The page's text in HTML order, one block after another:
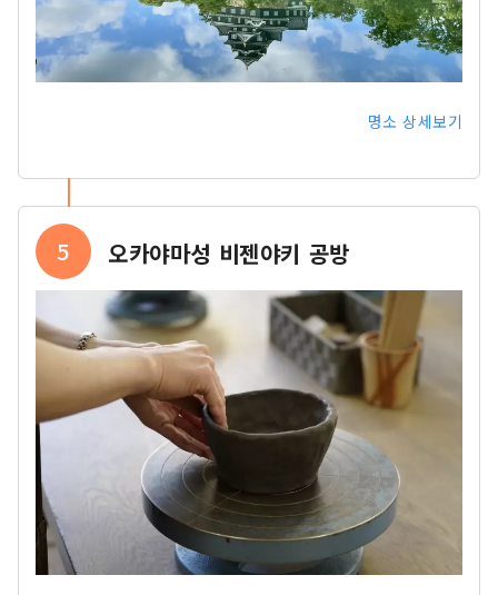
명소 상세보기
5 오카야마성 비젠야키 공방